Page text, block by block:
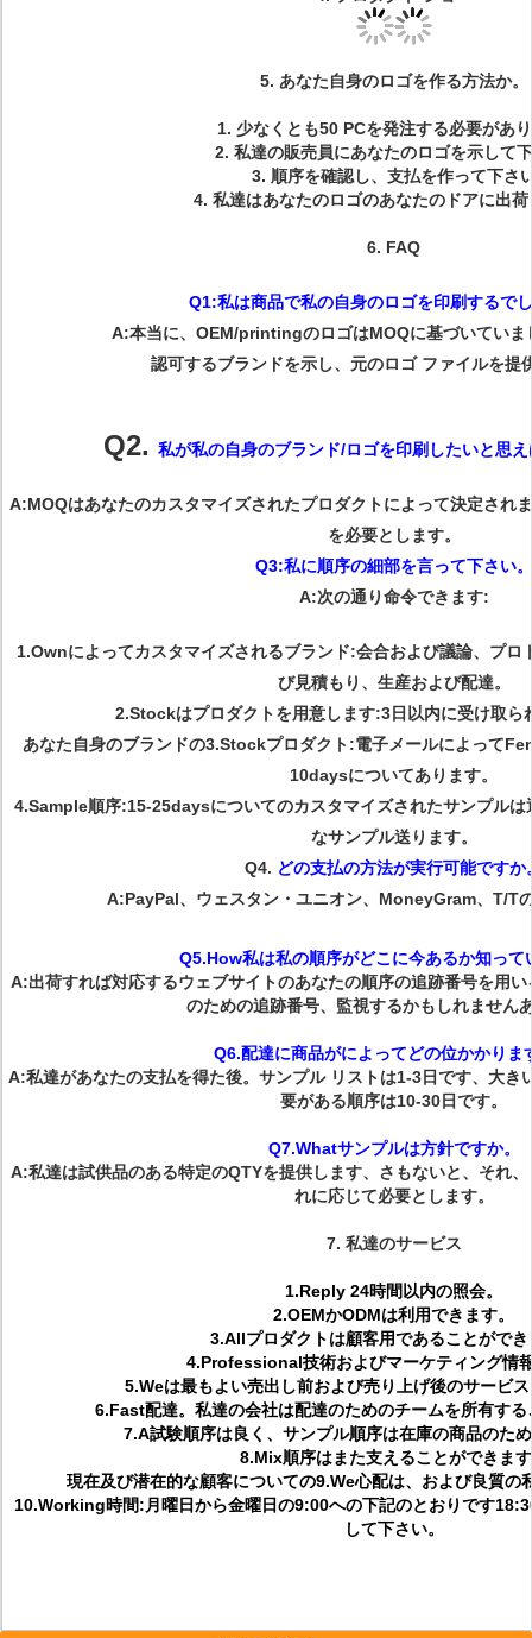
5. あなた自身のロゴを作る方法か。
1. 少なくとも50 PCを発注する必要があ
2. 私達の販売員にあなたのロゴを示して
3. 順序を確認し、支払を作って下さ
4. 私達はあなたのロゴのあなたのドアに出
6. FAQ
Q1:私は商品で私の自身のロゴを印刷するで
A:本当に、OEM/printingのロゴはMOQに基づいていま
認可するブランドを示し、元のロゴ ファイルを提
Q2. 私が私の自身のブランド/ロゴを印刷したいと思
A:MOQはあなたのカスタマイズされたプロダクトによって決定され
を必要とします。
Q3:私に順序の細部を言って下さい。
A:次の通り命令できます:
1.Ownによってカスタマイズされるブランド:会合および議論、プロ
び見積もり、生産および配達。
2.Stockはプロダクトを用意します:3日以内に受け取ら
あなた自身のブランドの3.Stockプロダクト:電子メールによって
10daysについてあります。
4.Sample順序:15-25daysについてのカスタマイズされたサンプル
なサンプル送ります。
Q4. どの支払の方法が実行可能ですか
A:PayPal、ウェスタン・ユニオン、MoneyGram、T/T
Q5.How私は私の順序がどこに今あるか知って
A:出荷すれば対応するウェブサイトのあなたの順序の追跡番号を用
のための追跡番号、監視するかもしれません
Q6.配達に商品がによってどの位かかりま
A:私達があなたの支払を得た後。サンプル リストは1-3日です、大き
要がある順序は10-30日です。
Q7.Whatサンプルは方針ですか。
A:私達は試供品のある特定のQTYを提供します、さもないと、それ
れに応じて必要とします。
7. 私達のサービス
1.Reply 24時間以内の照会。
2.OEMかODMは利用できます。
3.Allプロダクトは顧客用であることができ
4.Professional技術およびマーケティング情
5.Weは最もよい売出し前および売り上げ後のサービ
6.Fast配達。私達の会社は配達のためのチームを所有す
7.A試験順序は良く、サンプル順序は在庫の商品のた
8.Mix順序はまた支えることができま
現在及び潜在的な顧客についての9.We心配は、および良質の
10.Working時間:月曜日から金曜日の9:00への下記のとおりです
して下さい。